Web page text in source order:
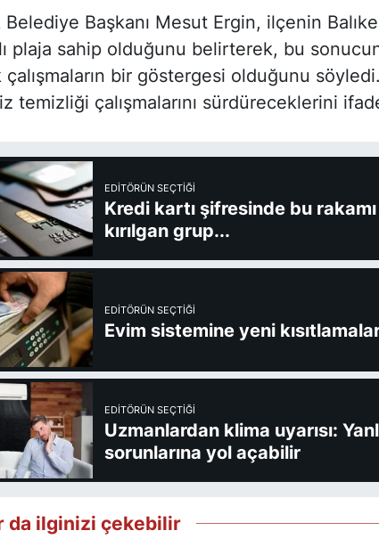
Belediye Başkanı Mesut Ergin, ilçenin
plaja sahip olduğunu belirterek, bu
bir göstergesi olduğunu
temizliği çalışmalarını sürdüreceklerini
EDITÖRÜN SEÇTIĞI
Kredi kartı şifresinde bu
kırılgan grup...
EDITÖRÜN SEÇTIĞI
Evim sistemine yeni
EDITÖRÜN SEÇTIĞI
Uzmanlardan klima uyarısı:
sorunlarına yol açabilir
da ilginizi çekebilir